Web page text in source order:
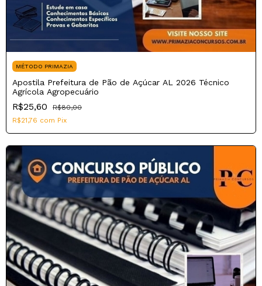
MÉTODO PRIMAZIA
Apostila Prefeitura de Pão de Açúcar AL 2026 Técnico
Agrícola Agropecuário
R$25,60
R$80,00
R$21,76 com Pix